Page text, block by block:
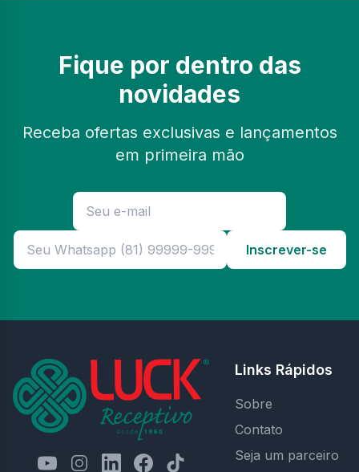
Fique por dentro das
novidades
Receba ofertas exclusivas e lançamentos
em primeira mão
Inscrever-se
Links Rápidos
Sobre
Contato
Seja um parceiro